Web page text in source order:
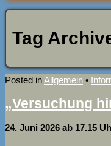
Tag
Posted inAllgemein •
„Versuchung
24. Juni 2026 ab 17.15